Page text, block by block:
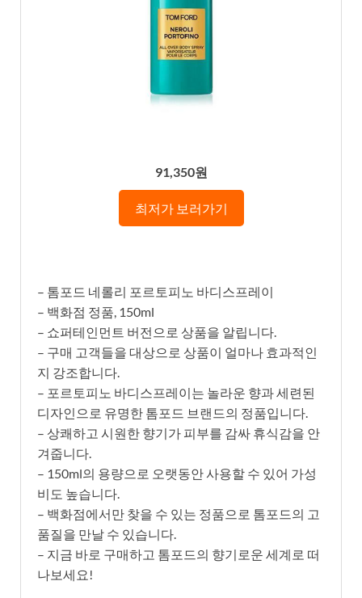
91,350원
최저가 보러가기
– 톰포드 네롤리 포르토피노 바디스프레이
– 백화점 정품, 150ml
– 쇼퍼테인먼트 버전으로 상품을 알립니다.
– 구매 고객들을 대상으로 상품이 얼마나 효과적인
지 강조합니다.
– 포르토피노 바디스프레이는 놀라운 향과 세련된
디자인으로 유명한 톰포드 브랜드의 정품입니다.
– 상쾌하고 시원한 향기가 피부를 감싸 휴식감을 안
겨줍니다.
– 150ml의 용량으로 오랫동안 사용할 수 있어 가성
비도 높습니다.
– 백화점에서만 찾을 수 있는 정품으로 톰포드의 고
품질을 만날 수 있습니다.
– 지금 바로 구매하고 톰포드의 향기로운 세계로 떠
나보세요!